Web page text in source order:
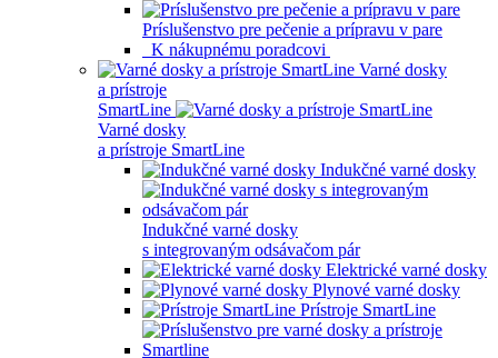
Príslušenstvo pre pečenie a prípravu v pare
K nákupnému poradcovi
Varné dosky
a prístroje
SmartLine
Varné dosky
a prístroje SmartLine
Indukčné varné dosky
Indukčné varné dosky
s integrovaným odsávačom pár
Elektrické varné dosky
Plynové varné dosky
Prístroje SmartLine